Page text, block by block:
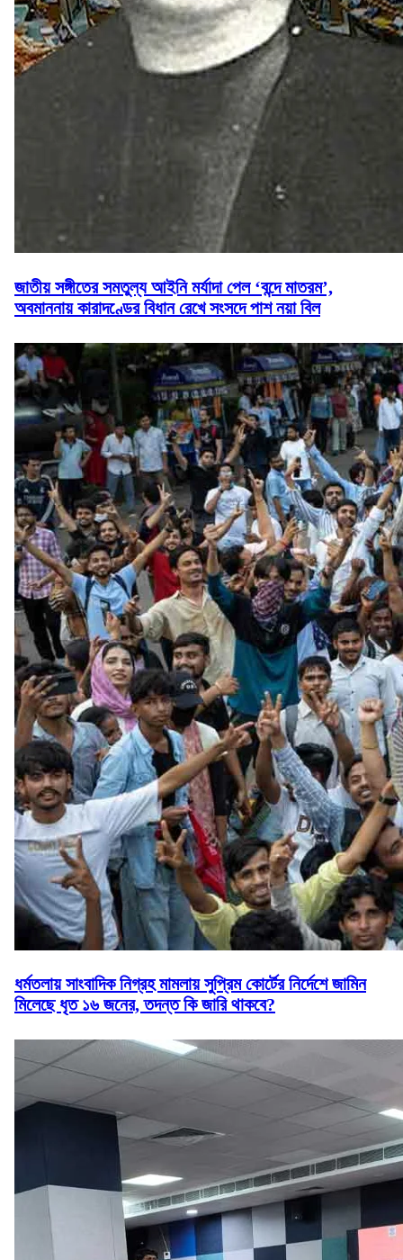
জাতীয় সঙ্গীতের সমতুল্য আইনি মর্যাদা পেল ‘বন্দে মাতরম’,
অবমাননায় কারাদণ্ডের বিধান রেখে সংসদে পাশ নয়া বিল
ধর্মতলায় সাংবাদিক নিগ্রহ মামলায় সুপ্রিম কোর্টের নির্দেশে জামিন
মিলেছে ধৃত ১৬ জনের, তদন্ত কি জারি থাকবে?